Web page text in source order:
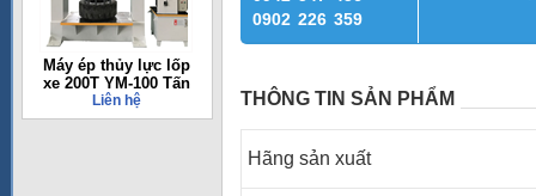
Máy ép thủy lực lốp
xe 200T YM-100 Tấn
Liên hệ
0902 226 359
THÔNG TIN SẢN PHẨM
Hãng sản xuất